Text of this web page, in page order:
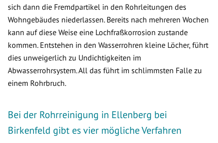
sich dann die Fremdpartikel in den Rohrleitungen des
Wohngebäudes niederlassen. Bereits nach mehreren Wochen
kann auf diese Weise eine Lochfraßkorrosion zustande
kommen. Entstehen in den Wasserrohren kleine Löcher, führt
dies unweigerlich zu Undichtigkeiten im
Abwasserrohrsystem. All das führt im schlimmsten Falle zu
einem Rohrbruch.
Bei der Rohrreinigung in Ellenberg bei
Birkenfeld gibt es vier mögliche Verfahren